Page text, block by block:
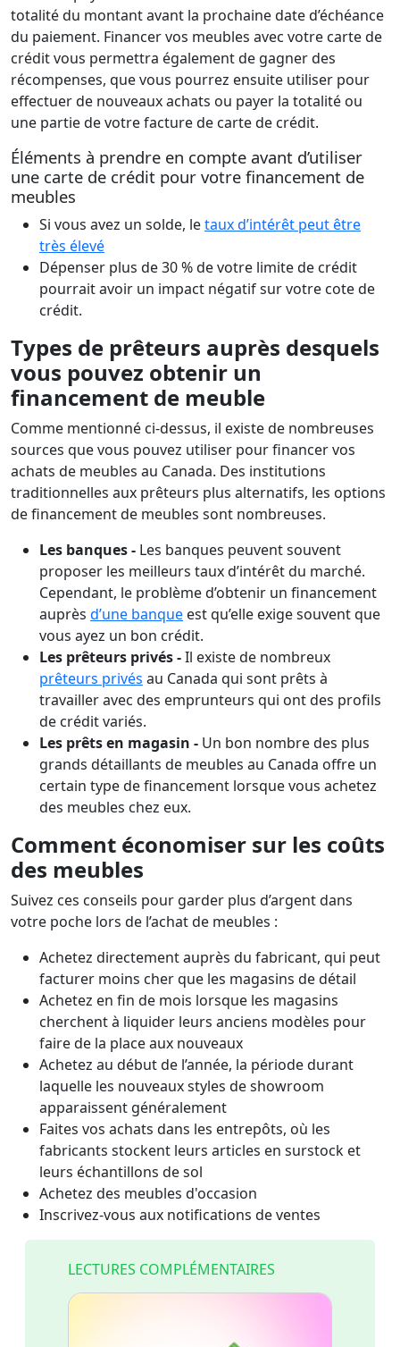
totalité du montant avant la prochaine date d’échéance
du paiement. Financer vos meubles avec votre carte de
crédit vous permettra également de gagner des
récompenses, que vous pourrez ensuite utiliser pour
effectuer de nouveaux achats ou payer la totalité ou
une partie de votre facture de carte de crédit.
Éléments à prendre en compte avant d’utiliser
une carte de crédit pour votre financement de
meubles
Si vous avez un solde, letaux d’intérêt peut être
très élevé
Dépenser plus de 30 % de votre limite de crédit
pourrait avoir un impact négatif sur votre cote de
crédit.
Types de prêteurs auprès desquels
vous pouvez obtenir un
financement de meuble
Comme mentionné ci-dessus, il existe de nombreuses
sources que vous pouvez utiliser pour financer vos
achats de meubles au Canada. Des institutions
traditionnelles aux prêteurs plus alternatifs, les options
de financement de meubles sont nombreuses.
Les banques - Les banques peuvent souvent
proposer les meilleurs taux d’intérêt du marché.
Cependant, le problème d’obtenir un financement
auprès d’une banque est qu’elle exige souvent que
vous ayez un bon crédit.
Les prêteurs privés -Il existe de nombreux
prêteurs privés au Canada qui sont prêts à
travailler avec des emprunteurs qui ont des profils
de crédit variés.
Les prêts en magasin - Un bon nombre des plus
grands détaillants de meubles au Canada offre un
certain type de financement lorsque vous achetez
des meubles chez eux.
Comment économiser sur les coûts
des meubles
Suivez ces conseils pour garder plus d’argent dans
votre poche lors de l’achat de meubles :
Achetez directement auprès du fabricant, qui peut
facturer moins cher que les magasins de détail
Achetez en fin de mois lorsque les magasins
cherchent à liquider leurs anciens modèles pour
faire de la place aux nouveaux
Achetez au début de l’année, la période durant
laquelle les nouveaux styles de showroom
apparaissent généralement
Faites vos achats dans les entrepôts, où les
fabricants stockent leurs articles en surstock et
leurs échantillons de sol
Achetez des meubles d'occasion
Inscrivez-vous aux notifications de ventes
LECTURES COMPLÉMENTAIRES